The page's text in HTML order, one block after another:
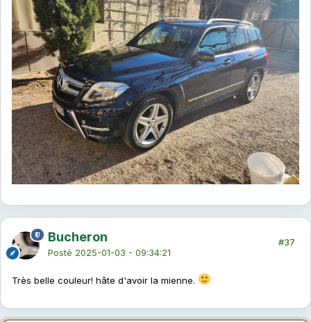
Bucheron
Posté 2025-01-03 - 09:34:21
#37
Très belle couleur! hâte d'avoir la mienne.